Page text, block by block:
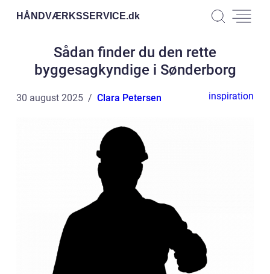
HÅNDVÆRKSSERVICE.dk
Sådan finder du den rette
byggesagkyndige i Sønderborg
30 august 2025 Clara Petersen inspiration